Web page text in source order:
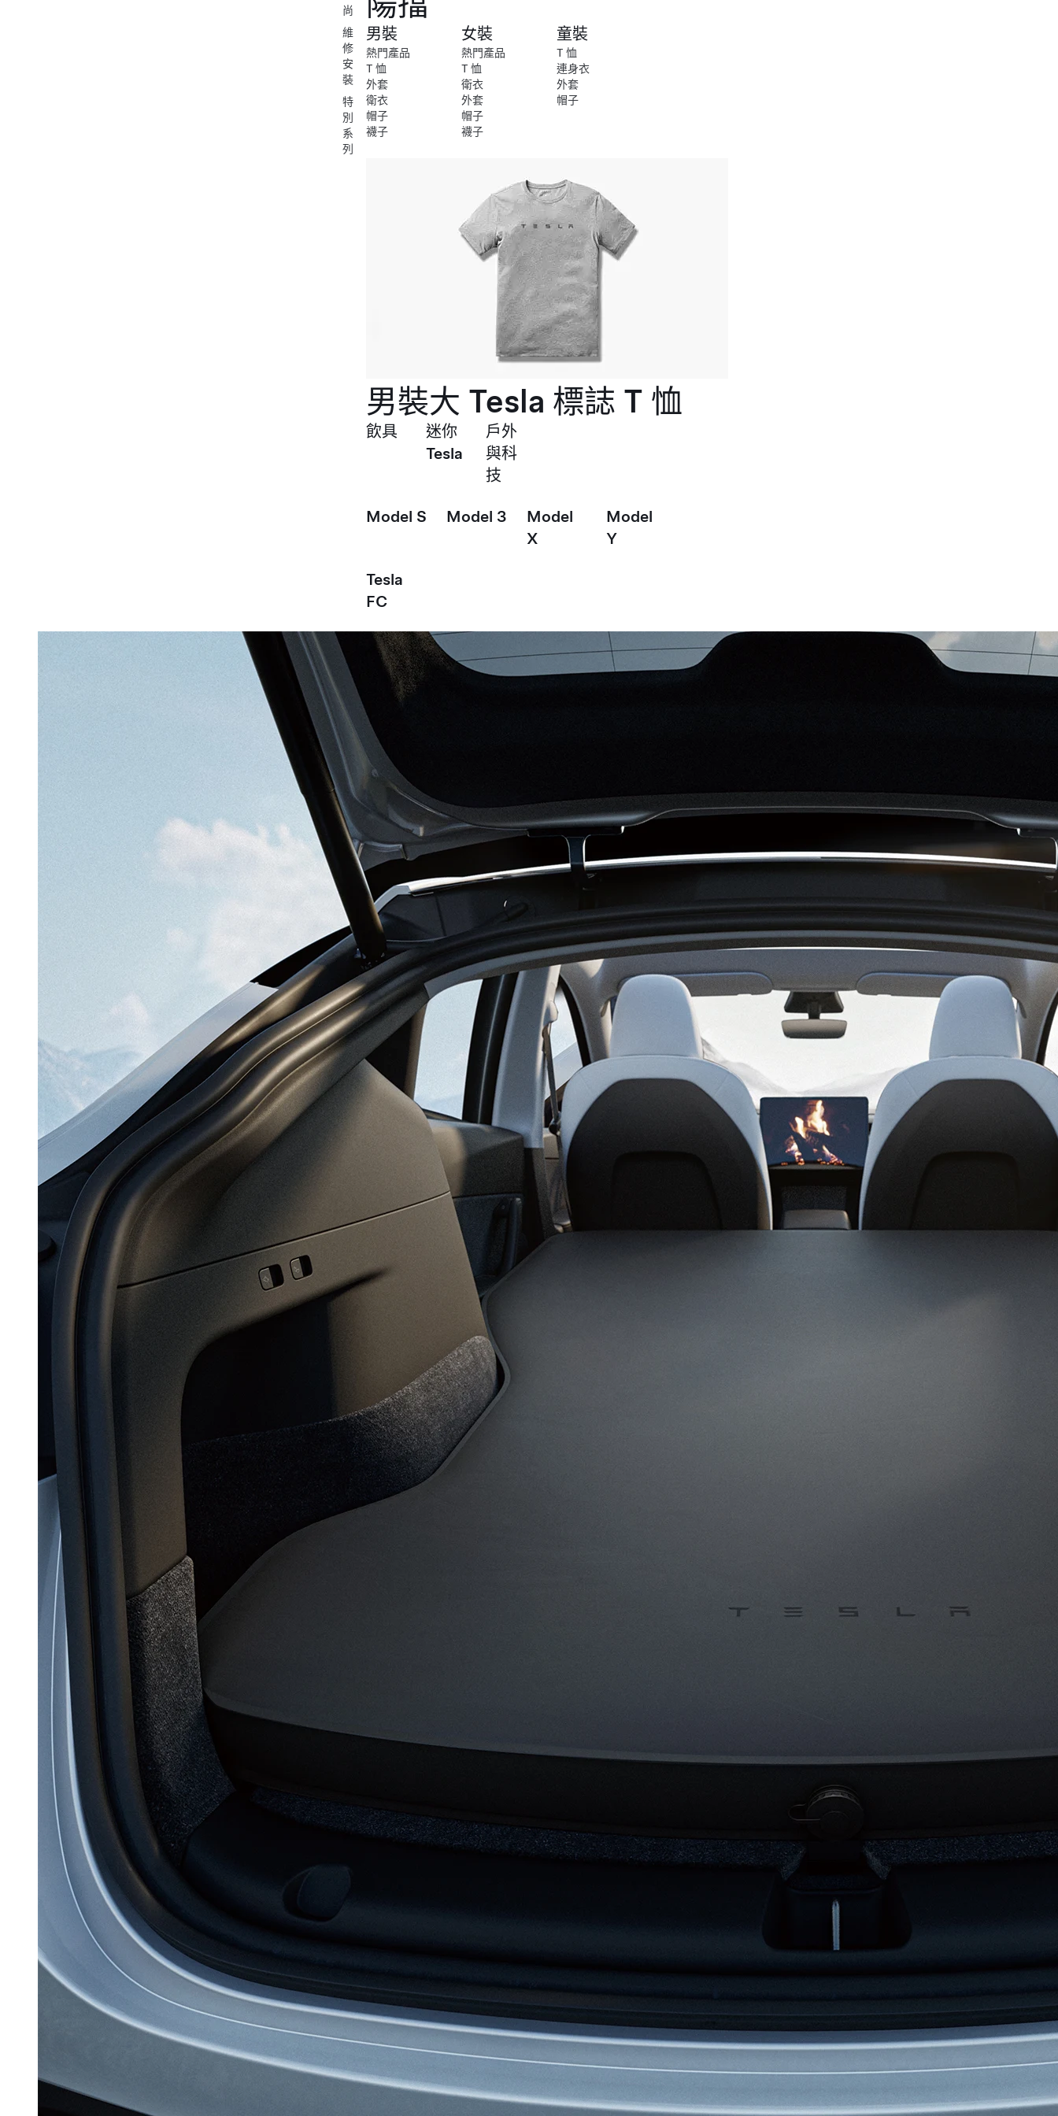
尚
維
修
安
裝
特
別
系
列
男裝
熱門產品
T 恤
外套
衛衣
帽子
襪子
女裝
熱門產品
T 恤
衛衣
外套
帽子
襪子
童裝
T 恤
連身衣
外套
帽子
男裝大 Tesla 標誌 T 恤
飲具
迷你
Tesla
戶外
與科
技
Model S Model 3
Model
X
Model
Y
Tesla
FC